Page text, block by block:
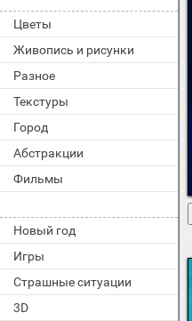
Цветы
Живопись и рисунки
Разное
Текстуры
Город
Абстракции
Фильмы
Новый год
Игры
Страшные ситуации
3D